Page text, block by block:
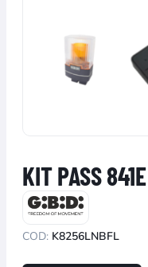
KIT PASS 841E
COD: K8256LNBFL